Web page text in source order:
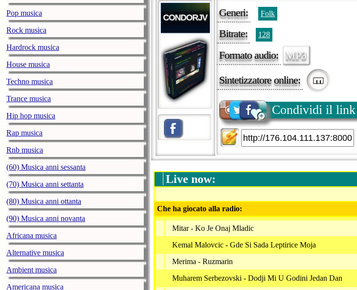
Pop musica
Rock musica
Hardrock musica
House musica
Techno musica
Trance musica
Hip hop musica
Rap musica
Rnb musica
(60) Musica anni sessanta
(70) Musica anni settanta
(80) Musica anni ottanta
(90) Musica anni novanta
Africana musica
Alternative musica
Ambient musica
Americana musica
Generi: Folk
Bitrate: 128
Formato audio: MP3
Sintetizzatore online:
Condividi il link
Live now:
Che ha giocato alla radio:
Mitar - Ko Je Onaj Mladic
Kemal Malovcic - Gde Si Sada Leptirice Moja
Merima - Ruzmarin
Muharem Serbezovski - Dodji Mi U Godini Jedan Dan